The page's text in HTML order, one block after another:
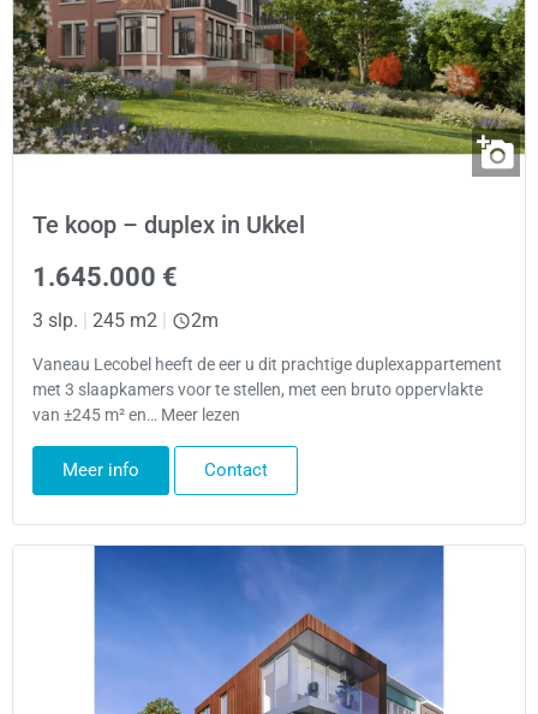
Te koop – duplex in Ukkel
1.645.000 €
3 slp. | 245 m2 | 2m
Vaneau Lecobel heeft de eer u dit prachtige duplexappartement
met 3 slaapkamers voor te stellen, met een bruto oppervlakte
van ±245 m² en… Meer lezen
Meer info Contact